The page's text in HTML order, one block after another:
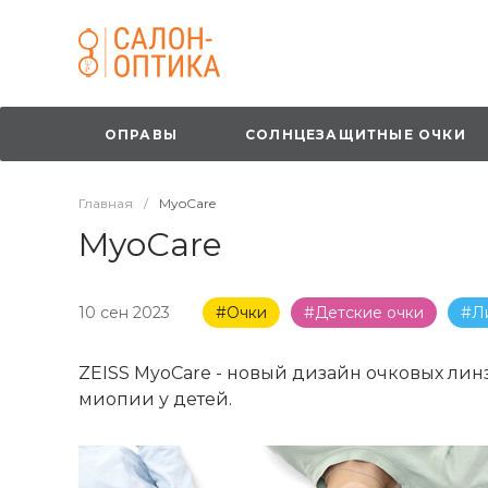
ОПРАВЫ СОЛНЦЕЗАЩИТНЫЕ ОЧКИ
Главная / MyoCare
MyoCare
10 сен 2023 #Очки #Детские очки
ZEISS MyoCare - новый дизайн очковых
миопии у детей.